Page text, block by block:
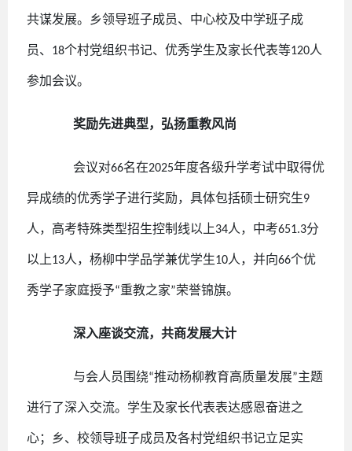
共谋发展。乡领导班子成员、中心校及中学班子成
员、 18个村党组织书记、优秀学生及家长代表等120人
参加会议。
奖励先进典型，弘扬重教风尚
会议对66名在2025年度各级升学考试中取得优
异成绩的优秀学子进行奖励，具体包括硕士研究生9
人，高考特殊类型招生控制线以上34人，中考651.3分
以上13人，杨柳中学品学兼优学生10人，并向66个优
秀学子家庭授予“重教之家”荣誉锦旗。
深入座谈交流，共商发展大计
与会人员围绕“推动杨柳教育高质量发展”主题
进行了深入交流。学生及家长代表表达感恩奋进之
心；乡、校领导班子成员及各村党组织书记立足实